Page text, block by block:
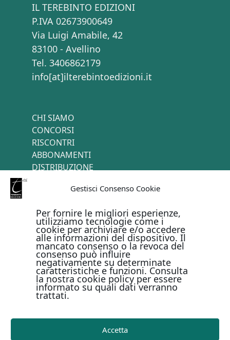
Gestisci Consenso Cookie
Per fornire le migliori esperienze,
utilizziamo tecnologie come i
cookie per archiviare e/o accedere
alle informazioni del dispositivo. Il
mancato consenso o la revoca del
consenso può influire
negativamente su determinate
caratteristiche e funzioni. Consulta
la nostra cookie policy per essere
informato su quali dati verranno
trattati.
Accetta
IL TEREBINTO EDIZIONI
P.IVA 02673900649
Via Luigi Amabile, 42
83100 - Avellino
Tel. 3406862179
info[at]ilterebintoedizioni.it
CHI SIAMO
CONCORSI
RISCONTRI
ABBONAMENTI
DISTRIBUZIONE
PAGAMENTI ONLINE CON
Metodi di pagamento